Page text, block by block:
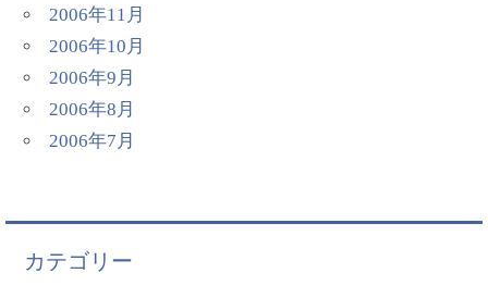
2006年11月
2006年10月
2006年9月
2006年8月
2006年7月
カテゴリー